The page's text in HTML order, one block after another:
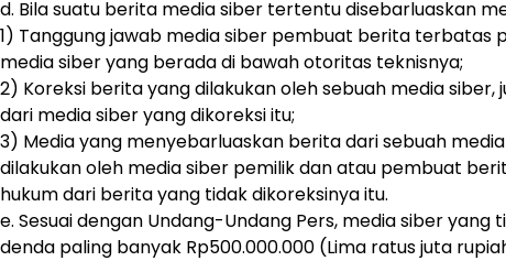
d. Bila suatu berita media siber tertentu disebarluaskan
1) Tanggung jawab media siber pembuat berita terbatas
media siber yang berada di bawah otoritas teknisnya;
2) Koreksi berita yang dilakukan oleh sebuah media
dari media siber yang dikoreksi itu;
3) Media yang menyebarluaskan berita dari sebuah
dilakukan oleh media siber pemilik dan atau pembuat
hukum dari berita yang tidak dikoreksinya itu.
e. Sesuai dengan Undang-Undang Pers, media siber
denda paling banyak Rp500.000.000 (Lima ratus juta